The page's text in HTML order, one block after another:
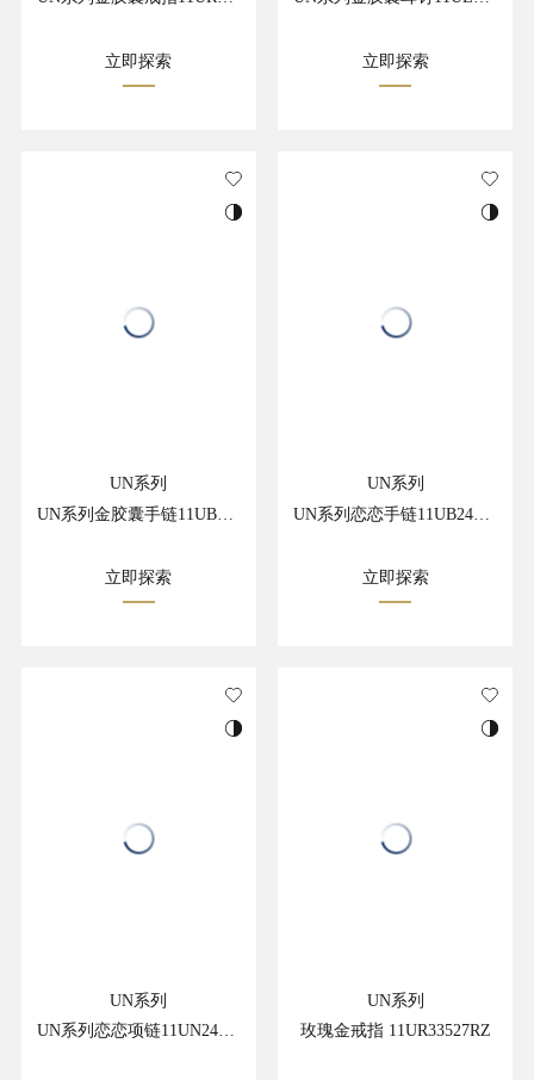
立即探索 立即探索
UN系列
立即探索
UN系列
立即探索
UN系列
UN系列
玫瑰金戒指 11UR33527RZ